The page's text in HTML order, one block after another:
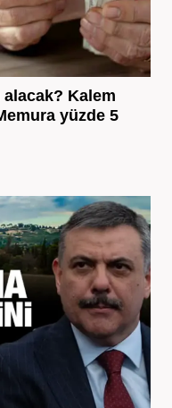
Kalem
yüzde 5